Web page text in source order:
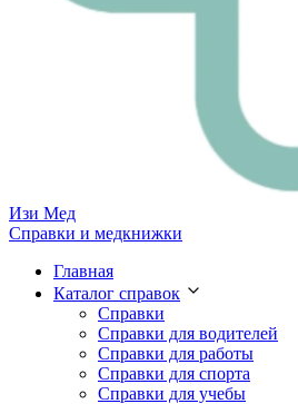
Изи Мед
Справки и медкнижки
Главная
Каталог справок
Справки
Справки для водителей
Справки для работы
Справки для спорта
Справки для учебы